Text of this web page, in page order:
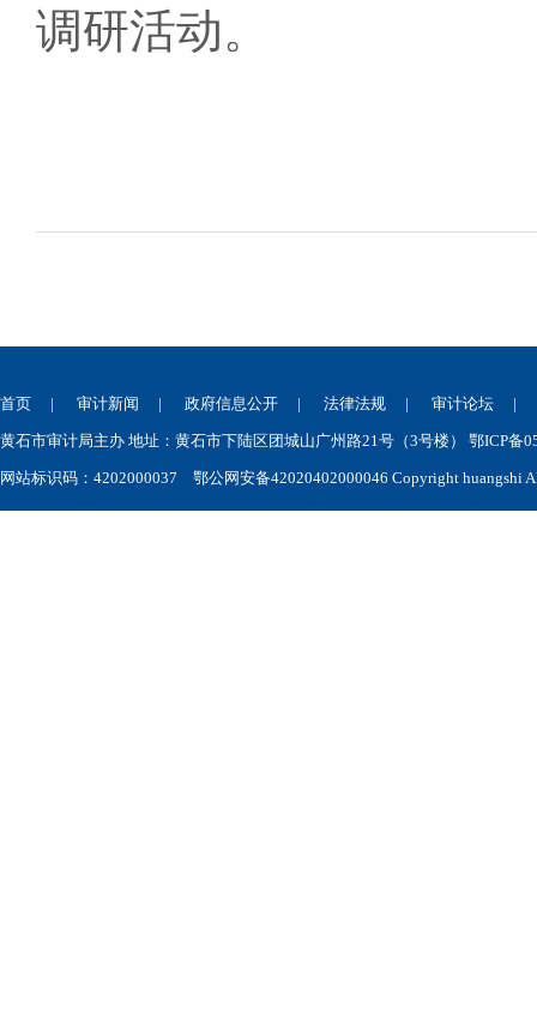
调研活动。
首页 | 审计新闻 | 政府信息公开 | 法律法规 | 审计论坛
黄石市审计局主办 地址：黄石市下陆区团城山广州路21号（3号楼） 鄂ICP备
网站标识码：4202000037 鄂公网安备42020402000046 Copyright huangshi